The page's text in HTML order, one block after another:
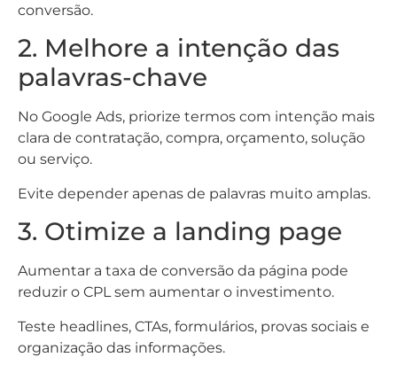
conversão.
2. Melhore a intenção das
palavras-chave
No Google Ads, priorize termos com intenção mais
clara de contratação, compra, orçamento, solução
ou serviço.
Evite depender apenas de palavras muito amplas.
3. Otimize a landing page
Aumentar a taxa de conversão da página pode
reduzir o CPL sem aumentar o investimento.
Teste headlines, CTAs, formulários, provas sociais e
organização das informações.